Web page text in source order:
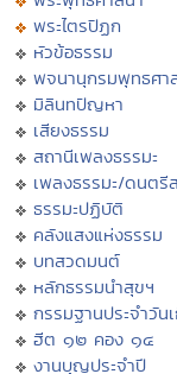
พระไตรปิฏก
หัวข้อธรรม
พจนานุกรมพุทธศา
มิลินทปัญหา
เสียงธรรม
สถานีเพลงธรรมะ
เพลงธรรมะ/ดนตรี
ธรรมะปฏิบัติ
คลังแสงแห่งธรรม
บทสวดมนต์
หลักธรรมนำสุขฯ
กรรมฐานประจำวัน
ฮีต ๑๒ คอง ๑๔
งานบุญประจำปี